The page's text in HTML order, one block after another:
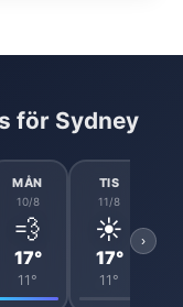
för Sydney
MÅN
10/8
💨
17°
11°
TIS
11/8
☀️
17°
11°
›